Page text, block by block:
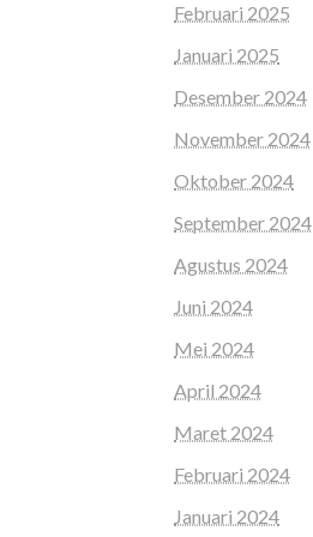
Februari 2025
Januari 2025
Desember 2024
November 2024
Oktober 2024
September 2024
Agustus 2024
Juni 2024
Mei 2024
April 2024
Maret 2024
Februari 2024
Januari 2024